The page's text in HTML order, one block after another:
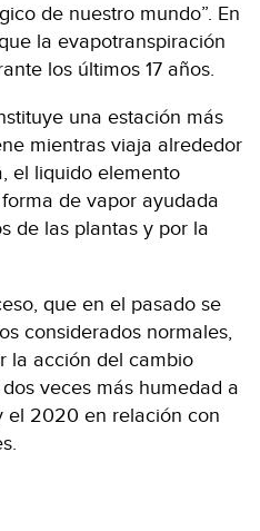
de nuestro mundo”. En
la evapotranspiración
los últimos 17 años.
una estación más
mientras viaja alrededor
el liquido elemento
de vapor ayudada
de las plantas y por la
que en el pasado se
considerados normales,
la acción del cambio
veces más humedad a
el 2020 en relación con